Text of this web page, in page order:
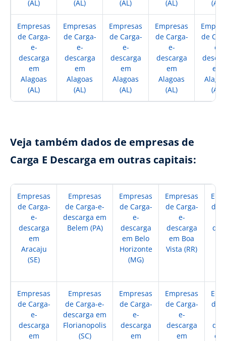
(AL) (AL) (AL) (AL) (AL)
Empresas
de Carga-
e-
descarga
em
Alagoas
(AL)
Empresas
de Carga-
e-
descarga
em
Alagoas
(AL)
Empresas
de Carga-
e-
descarga
em
Alagoas
(AL)
Empresas
de Carga-
e-
descarga
em
Alagoas
(AL)
de
e-
em
(AL)
Veja também dados de empresas de
Carga E Descarga em outras capitais:
Empresas
de Carga-
e-
descarga
em
Aracaju
(SE)
Empresas
de Carga-e-
descarga em
Belem (PA)
Empresas
de Carga-
e-
descarga
em Belo
Horizonte
(MG)
Empresas
de Carga-
e-
descarga
em Boa
Vista (RR)
de
Empresas
de Carga-
e-
descarga
em
Empresas
de Carga-e-
descarga em
Florianopolis
(SC)
Empresas
de Carga-
e-
descarga
em
Empresas
de Carga-
e-
descarga
em
de
em